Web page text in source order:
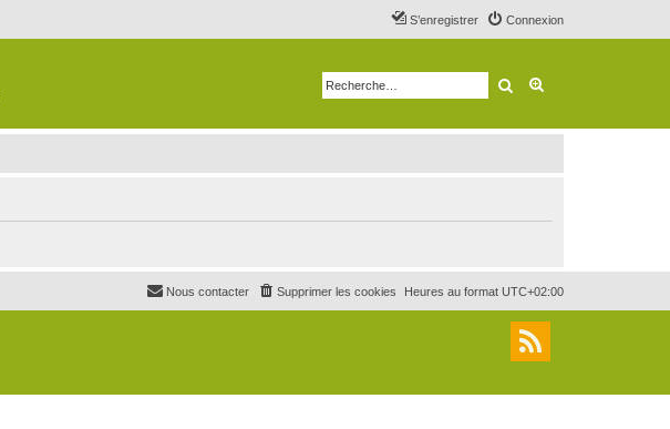
Connexion
S’enregistrer
Rechercher
Heures au format UTC+02:00
Supprimer les cookies
Nous contacter